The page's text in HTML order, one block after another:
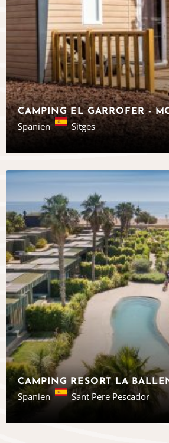
Spanien Sitges
Spanien Sant Pere Pescador